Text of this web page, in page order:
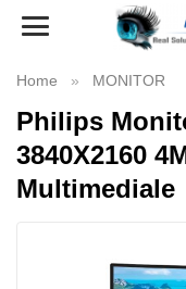
Toggle
Home MONITOR
Philips
3840X2160
Multimediale